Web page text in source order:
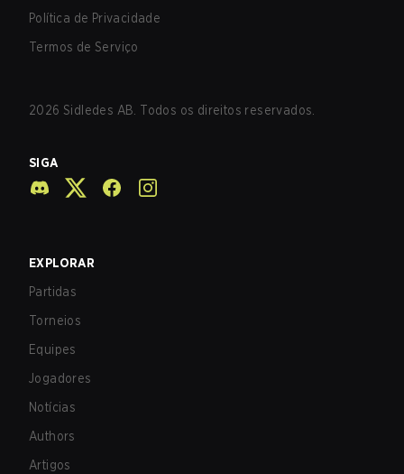
Política de Privacidade
Termos de Serviço
2026 Sidledes AB. Todos os direitos reservados.
SIGA
EXPLORAR
Partidas
Torneios
Equipes
Jogadores
Notícias
Authors
Artigos